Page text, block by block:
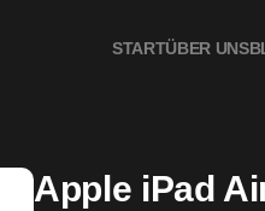
STARTÜBER UNS
Apple iPad